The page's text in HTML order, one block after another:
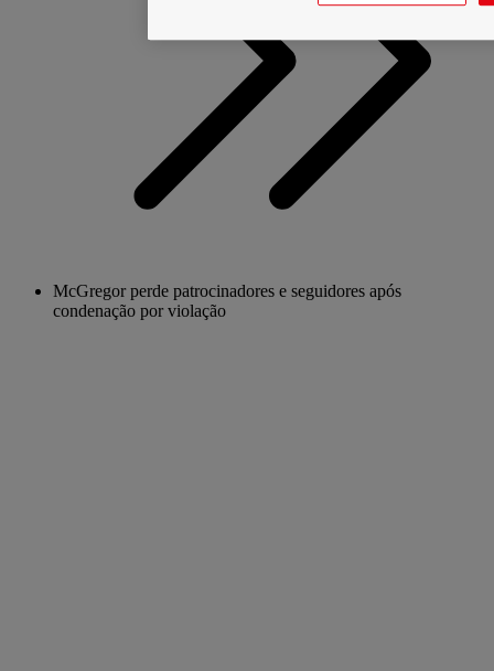
McGregor perde patrocinadores e seguidores após
condenação por violação